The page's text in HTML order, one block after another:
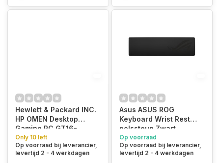
Hewlett & Packard INC.
HP OMEN Desktop
Gaming PC GT16-
0184ng i7-
14700F/32GB/1TBSSD/RTX5070/W11
Home
Only 10 left
Op voorraad bij leverancier,
levertijd 2 - 4 werkdagen
Asus ASUS ROG
Keyboard Wrist Rest
polssteun Zwart
Op voorraad
Op voorraad bij leverancier,
levertijd 2 - 4 werkdagen